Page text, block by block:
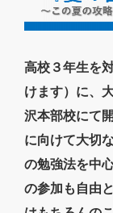
高校３年生を
けます）に、
沢本部校にて
に向けて大切
の勉強法を中
の参加も自由